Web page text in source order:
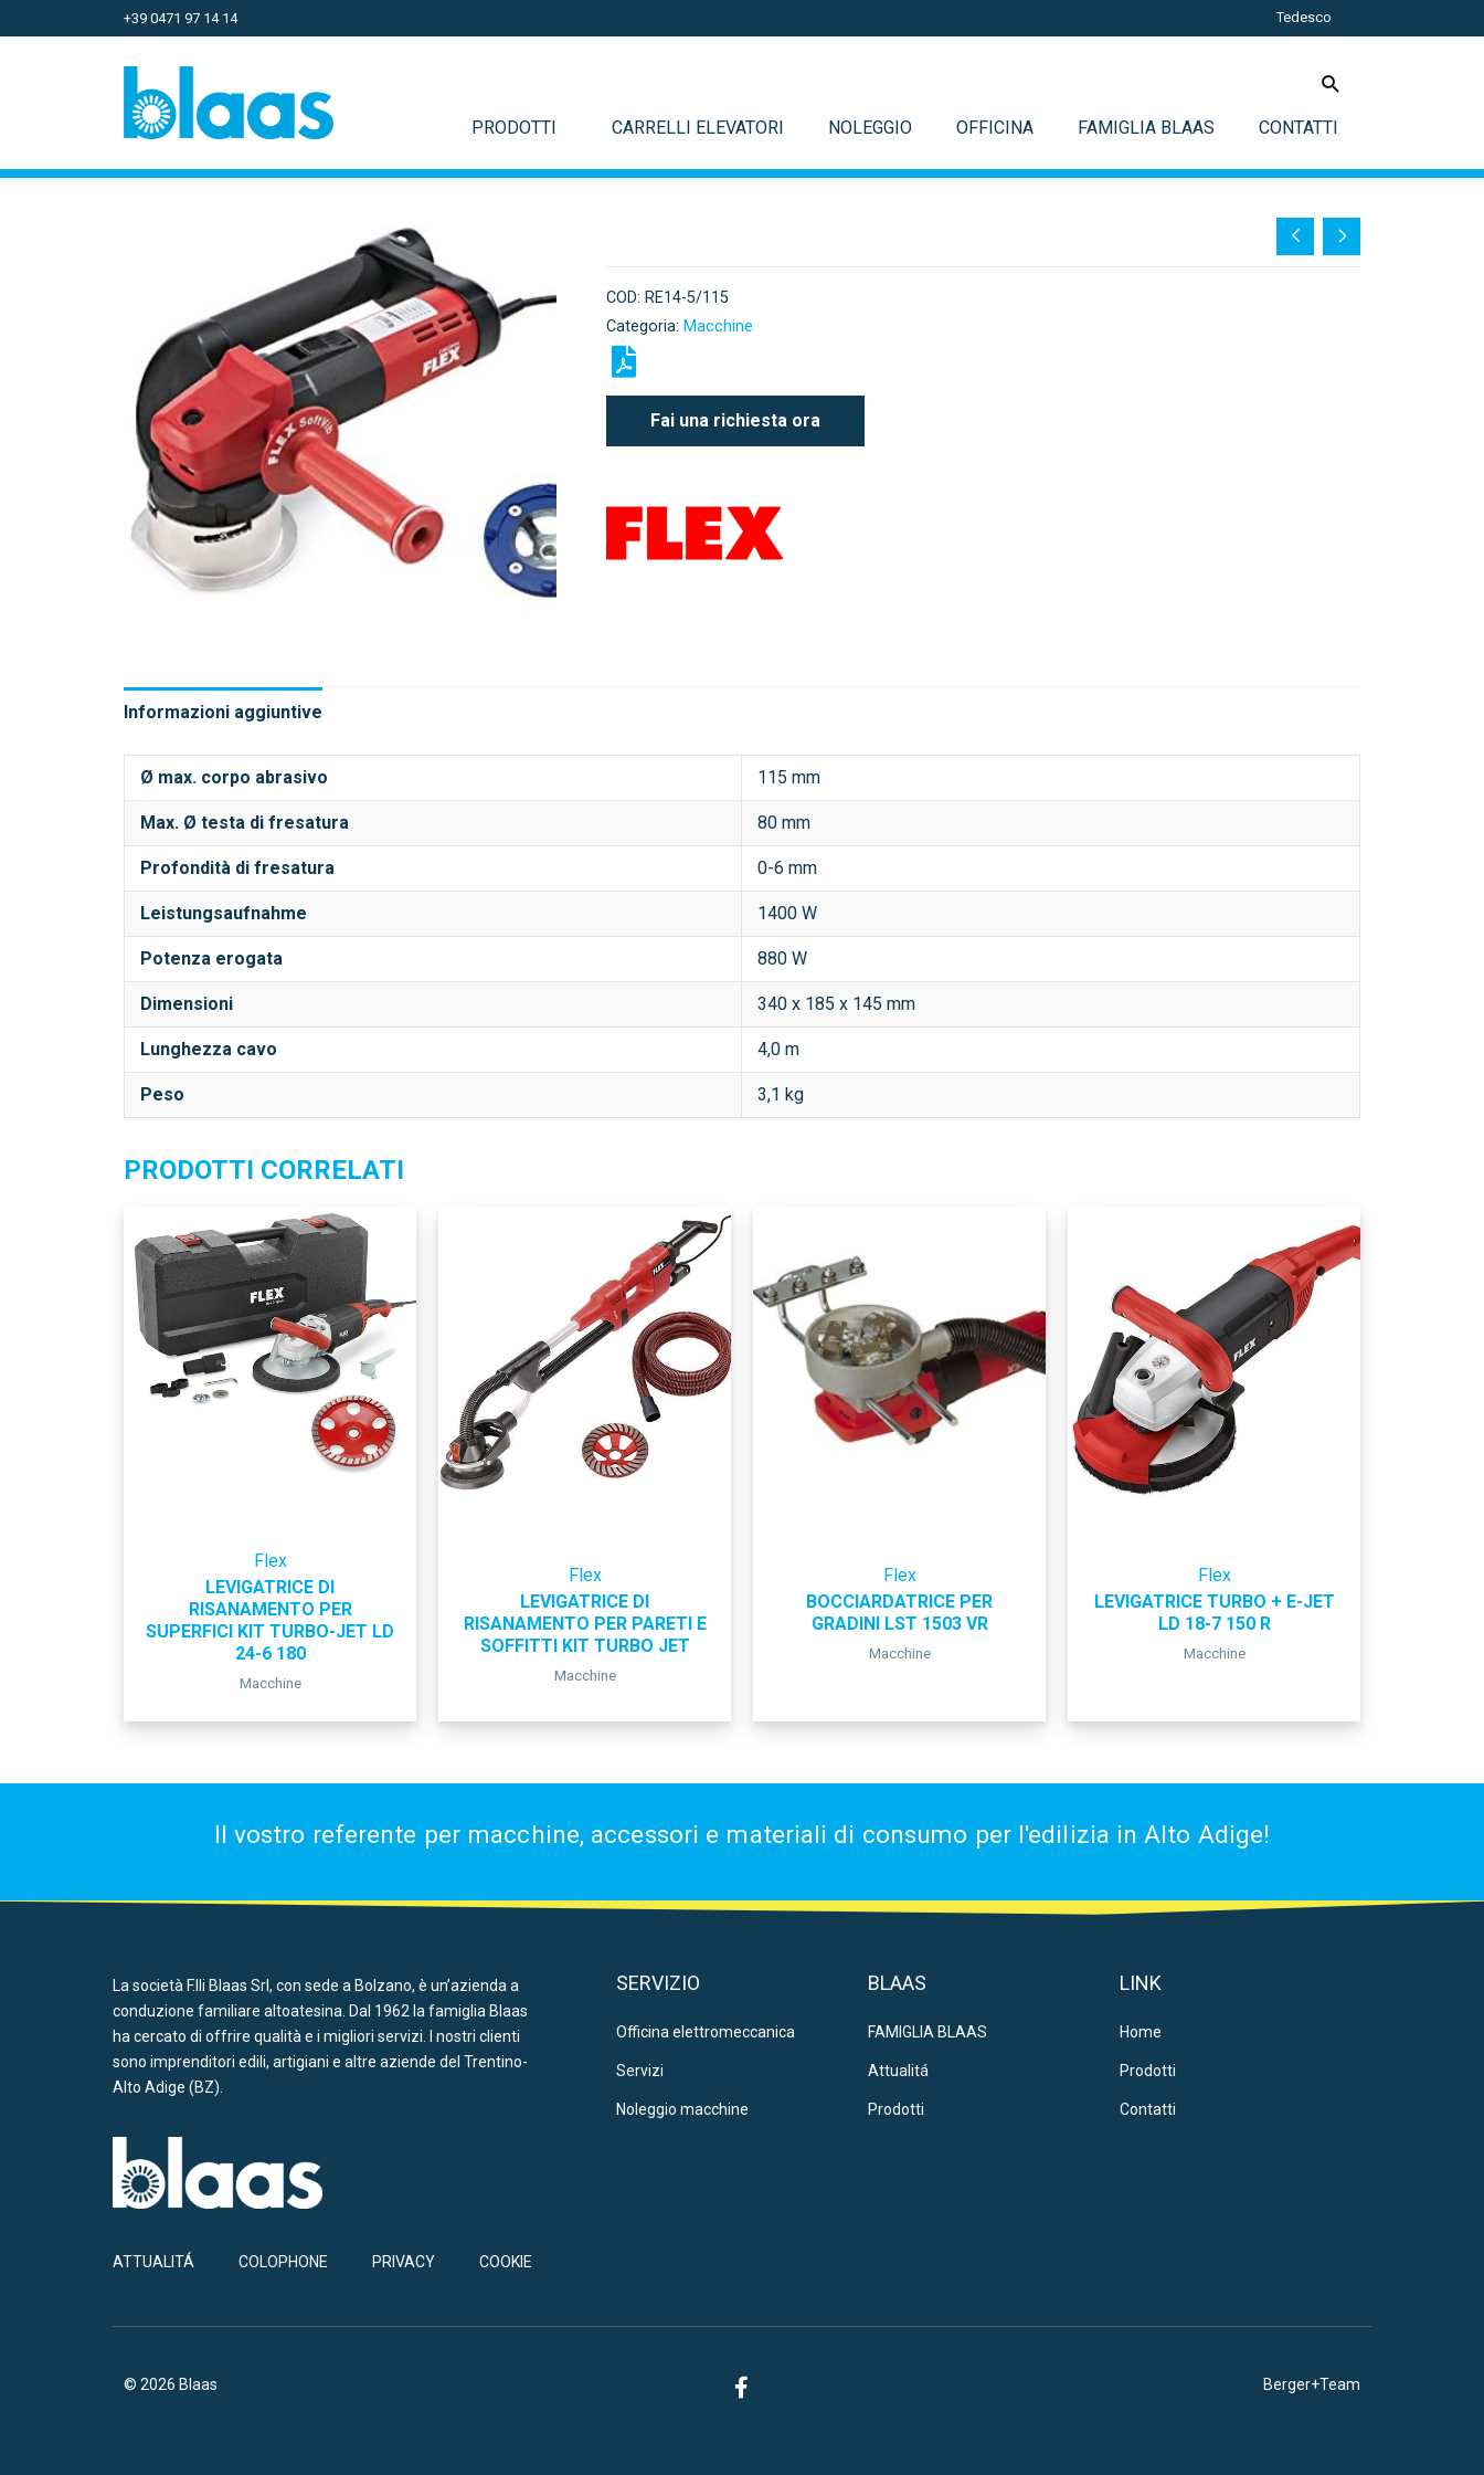
+39 0471 97 14 14 Tedesco
PRODOTTI CARRELLI ELEVATORI NOLEGGIO OFFICINA FAMIGLIA BLAAS CONTATTI
COD: RE14-5/115
Categoria: Macchine
Fai una richiesta ora
Informazioni aggiuntive
Ø max. corpo abrasivo 115 mm
Max. Ø testa di fresatura 80 mm
Profondità di fresatura 0-6 mm
Leistungsaufnahme 1400 W
Potenza erogata 880 W
Dimensioni 340 x 185 x 145 mm
Lunghezza cavo 4,0 m
Peso 3,1 kg
PRODOTTI CORRELATI
Flex
LEVIGATRICE DI
RISANAMENTO PER
SUPERFICI KIT TURBO-JET LD
24-6 180
Macchine
Flex
LEVIGATRICE DI
RISANAMENTO PER PARETI E
SOFFITTI KIT TURBO JET
Macchine
Flex
BOCCIARDATRICE PER
GRADINI LST 1503 VR
Macchine
Flex
LEVIGATRICE TURBO + E-JET
LD 18-7 150 R
Macchine
Il vostro referente per macchine, accessori e materiali di consumo per l'edilizia in Alto Adige!
La società F.lli Blaas Srl, con sede a Bolzano, è un’azienda a
conduzione familiare altoatesina. Dal 1962 la famiglia Blaas
ha cercato di offrire qualità e i migliori servizi. I nostri clienti
sono imprenditori edili, artigiani e altre aziende del Trentino-
Alto Adige (BZ).
SERVIZIO
Officina elettromeccanica
Servizi
Noleggio macchine
BLAAS
FAMIGLIA BLAAS
Attualitá
Prodotti
LINK
Home
Prodotti
Contatti
ATTUALITÁ COLOPHONE PRIVACY COOKIE
© 2026 Blaas Berger+Team